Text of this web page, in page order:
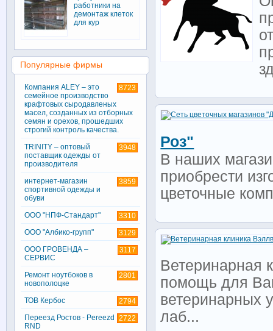
Роз"
В наших
приобрести
цветочные
Ветеринарная
помощь для
ветеринарных
лаб...
работники на
демонтаж клеток
для кур
Популярные фирмы
8723
Компания ALEY – это
семейное производство
крафтовых сыродавленых
масел, созданных из отборных
семян и орехов, прошедших
строгий контроль качества.
3948
TRINITY – оптовый
поставщик одежды от
производителя
3859
интернет-магазин
спортивной одежды и
обуви
3310
ООО "НПФ-Стандарт"
3129
ООО "Албико-групп"
3117
ООО ГРОВЕНДА –
СЕРВИС
2801
Ремонт ноутбоков в
новополоцке
2794
ТОВ Кербос
2722
Переезд Ростов - Pereezd
RND